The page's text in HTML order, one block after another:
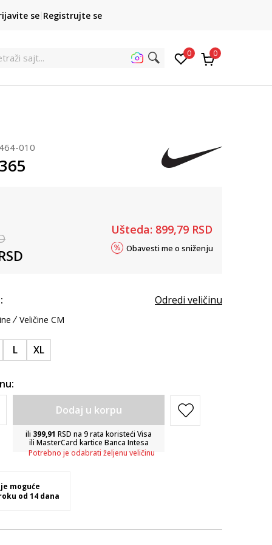
POZOVITE NAS
011 422 1422
se Registrujte se
0 0
010
Ušteda: 899,79 RSD
Obavesti me o sniženju
Odredi veličinu
Veličine CM
L XL
Dodaj u korpu
ili 399,91 RSD na 9 rata koristeći Visa
ili MasterCard kartice Banca Intesa
Potrebno je odabrati željenu veličinu
moguće
od 14 dana